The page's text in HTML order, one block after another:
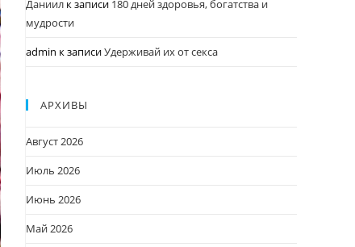
Даниил к записи 180 дней здоровья, богатства и
мудрости
admin к записиУдерживай их от секса
АРХИВЫ
Август 2026
Июль 2026
Июнь 2026
Май 2026